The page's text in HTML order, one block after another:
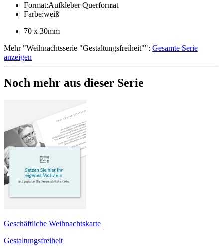
Format:Aufkleber Querformat
Farbe:weiß
70 x 30mm
Mehr"Weihnachtsserie "Gestaltungsfreiheit"": Gesamte Serie
anzeigen
Noch mehr aus dieser Serie
Geschäftliche Weihnachtskarte
Gestaltungsfreiheit